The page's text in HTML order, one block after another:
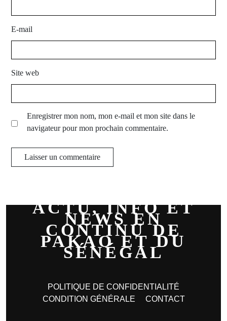
E-mail
Site web
Enregistrer mon nom, mon e-mail et mon site dans le
navigateur pour mon prochain commentaire.
ACTU, INFO ET
NEWS EN
CONTINU DE
PAKAO ET DU
SÉNÉGAL
POLITIQUE DE CONFIDENTIALITÉ
CONDITION GÉNÉRALE
CONTACT